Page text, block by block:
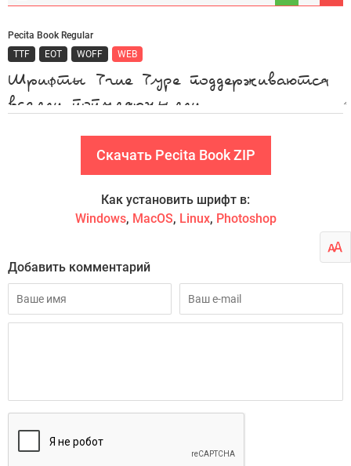
Pecita Book Regular
TTF
EOT WOFF WEB
Скачать Pecita Book ZIP
Как установить шрифт в:
Windows, MacOS, Linux, Photoshop
Добавить комментарий